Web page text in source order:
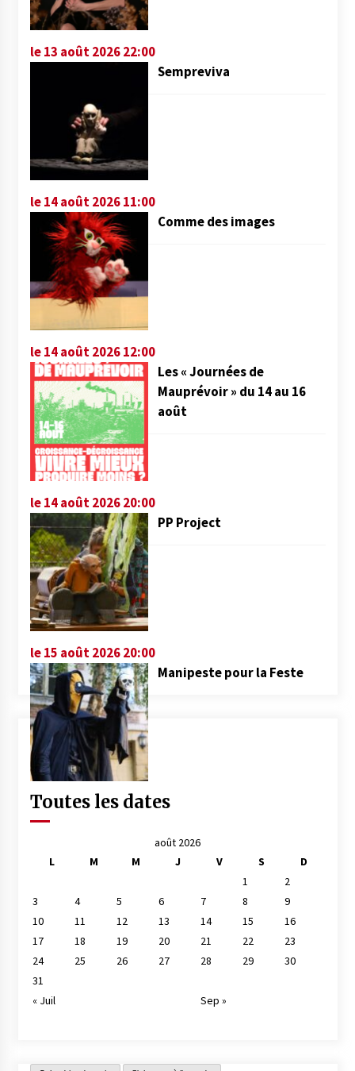
le 13 août 2026 22:00
Sempreviva
le 14 août 2026 11:00
Comme des images
le 14 août 2026 12:00
Les « Journées de
Mauprévoir » du 14 au 16
août
le 14 août 2026 20:00
PP Project
le 15 août 2026 20:00
Manipeste pour la Feste
Toutes les dates
août 2026
L
M M J V S
D
1
2
3
4 5 6 7 8
9
10
11 12 13 14 15
16
17
18 19 20 21 22
23
24
25 26 27 28 29
30
31
« Juil
Sep »